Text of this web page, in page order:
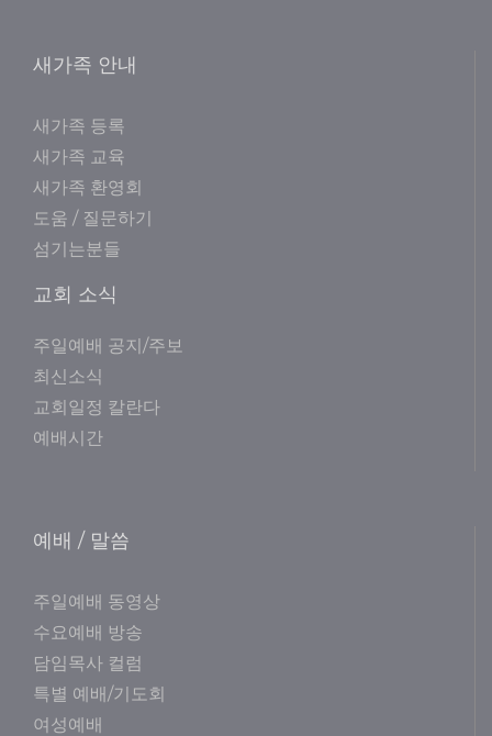
새가족 안내
새가족 등록
새가족 교육
새가족 환영회
도움 / 질문하기
섬기는분들
교회 소식
주일예배 공지/주보
최신소식
교회일정 칼란다
예배시간
예배 / 말씀
주일예배 동영상
수요예배 방송
담임목사 컬럼
특별 예배/기도회
여성예배